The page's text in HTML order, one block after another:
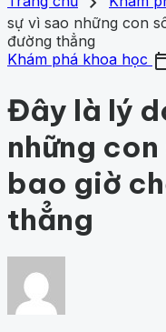
Chủ đề
Khám phá khoa học
Sức khỏe 201 Thế giới
Gợi ý danh mục
Khám phá khoa
động vật1001 bí
sự vì sao những con
đường thẳng
Khám phá khoa học
Đây là lý
những
bao giờ
thẳng